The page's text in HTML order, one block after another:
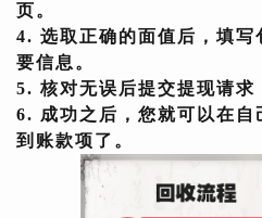
页。
4. 选取正确的面值后，填写
要信息。
5. 核对无误后提交提现请求
6. 成功之后，您就可以在自
到账款项了。